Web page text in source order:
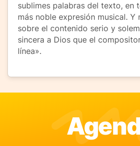
sublimes palabras del texto, en
más noble expresión musical. Y
sobre el contenido serio y
sincera a Dios que el
línea».